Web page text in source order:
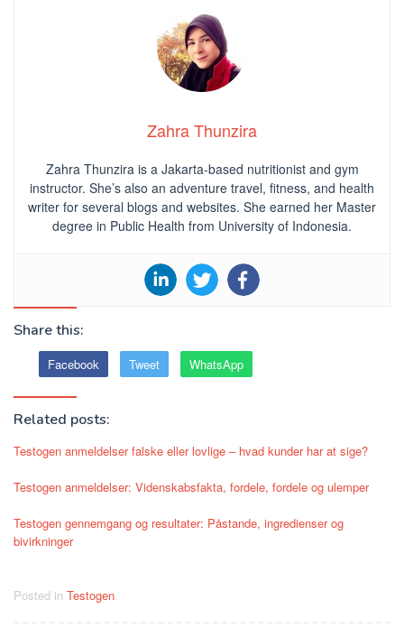
Zahra Thunzira
Zahra Thunzira is a Jakarta-based nutritionist and gym
instructor. She’s also an adventure travel, fitness, and health
writer for several blogs and websites. She earned her Master
degree in Public Health from University of Indonesia.
Share this:
Facebook Tweet WhatsApp
Related posts:
Testogen anmeldelser falske eller lovlige – hvad kunder har at sige?
Testogen anmeldelser: Videnskabsfakta, fordele, fordele og ulemper
Testogen gennemgang og resultater: Påstande, ingredienser og
bivirkninger
Posted in Testogen